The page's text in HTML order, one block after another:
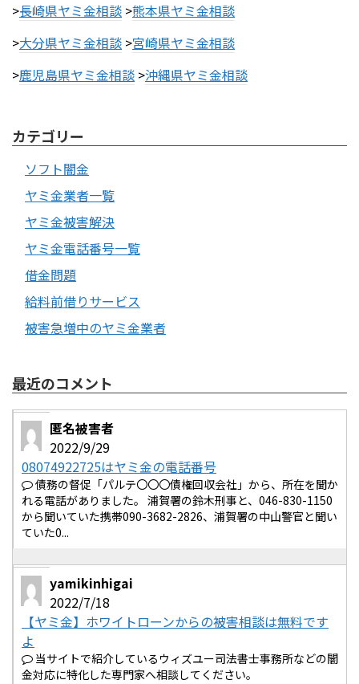
>長崎県ヤミ金相談 >熊本県ヤミ金相談
>大分県ヤミ金相談 >宮崎県ヤミ金相談
>鹿児島県ヤミ金相談 >沖縄県ヤミ金相談
カテゴリー
ソフト闇金
ヤミ金業者一覧
ヤミ金被害解決
ヤミ金電話番号一覧
借金問題
給料前借りサービス
被害急増中のヤミ金業者
最近のコメント
匿名被害者
2022/9/29
08074922725はヤミ金の電話番号
債務の督促「パルテ〇〇〇債権回収会社」から、所在を聞か
れる電話がありました。 浦賀署の鈴木刑事と、046-830-1150
から聞いていた携帯090-3682-2826、浦賀署の中山警官と聞い
ていた0...
yamikinhigai
2022/7/18
【ヤミ金】ホワイトローンからの被害相談は無料です
よ
当サイトで紹介しているウィズユー司法書士事務所などの闇
金対応に特化した専門家へ相談してください。